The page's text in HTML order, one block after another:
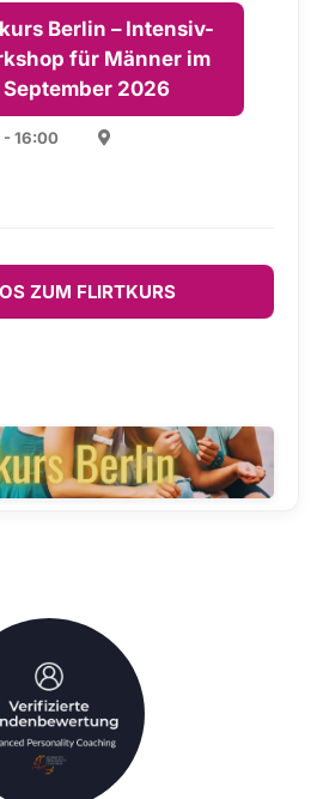
Berlin – Intensiv-
für Männer im
September 2026
- 16:00
ZUM FLIRTKURS